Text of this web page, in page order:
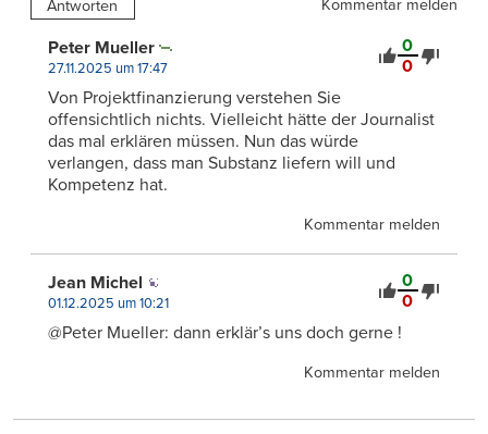
Antworten Kommentar melden
0
0
Peter Mueller
27.11.2025 um 17:47
Von Projektfinanzierung verstehen Sie
offensichtlich nichts. Vielleicht hätte der Journalist
das mal erklären müssen. Nun das würde
verlangen, dass man Substanz liefern will und
Kompetenz hat.
Kommentar melden
0
0
Jean Michel
01.12.2025 um 10:21
@Peter Mueller: dann erklär’s uns doch gerne !
Kommentar melden